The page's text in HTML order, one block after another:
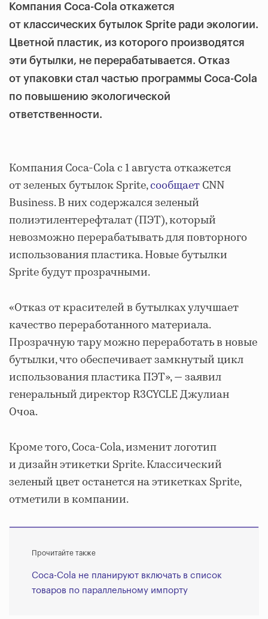
Компания Coca-Cola откажется
от классических бутылок Sprite ради экологии.
Цветной пластик, из которого производятся
эти бутылки, не перерабатывается. Отказ
от упаковки стал частью программы Coca-Cola
по повышению экологической
ответственности.
Компания Coca-Cola с 1 августа откажется
от зеленых бутылок Sprite,сообщаетCNN
Business. В них содержался зеленый
полиэтилентерефталат (ПЭТ), который
невозможно перерабатывать для повторного
использования пластика. Новые бутылки
Sprite будут прозрачными.
«Отказ от красителей в бутылках улучшает
качество переработанного материала.
Прозрачную тару можно переработать в новые
бутылки, что обеспечивает замкнутый цикл
использования пластика ПЭТ», — заявил
генеральный директор R3CYCLE Джулиан
Очоа.
Кроме того, Coca-Cola, изменит логотип
и дизайн этикетки Sprite. Классический
зеленый цвет останется на этикетках Sprite,
отметили в компании.
Прочитайте также
Coca-Cola не планируют включать в список
товаров по параллельному импорту